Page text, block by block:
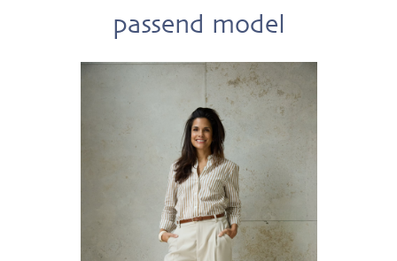
passend model